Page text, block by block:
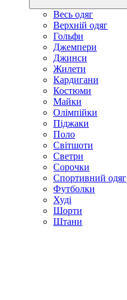
Весь одяг
Верхній одяг
Гольфи
Джемпери
Джинси
Жилети
Кардигани
Костюми
Майки
Олімпійки
Піджаки
Поло
Світшоти
Светри
Сорочки
Спортивний одяг
Футболки
Худі
Шорти
Штани